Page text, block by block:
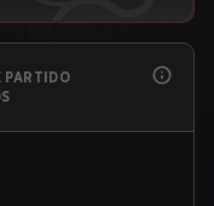
PARTIDO